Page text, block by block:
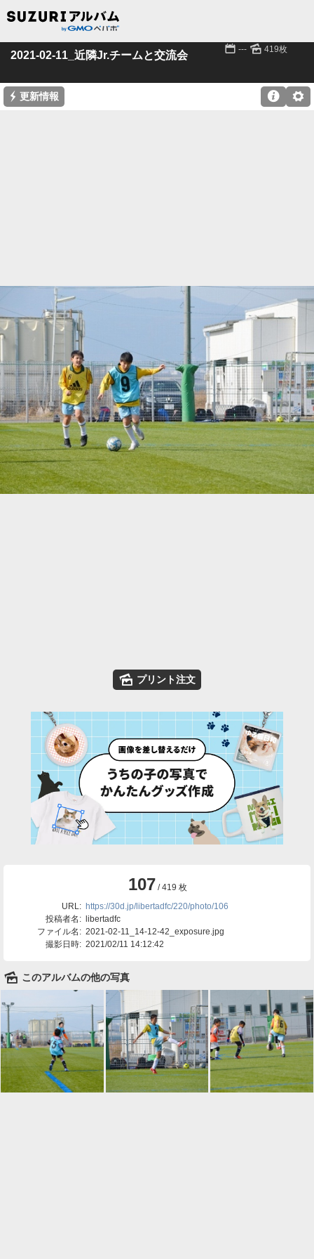
2021-02-11_近隣Jr.チームと交流会 📅 --- 🌄 419枚
⚡ 更新情報 ⚙

🌄 プリント注文
107 / 419 枚
URL: https://30d.jp/libertadfc/220/photo/106
投稿者名: libertadfc
ファイル名: 2021-02-11_14-12-42_exposure.jpg
撮影日時: 2021/02/11 14:12:42
🌄 このアルバムの他の写真